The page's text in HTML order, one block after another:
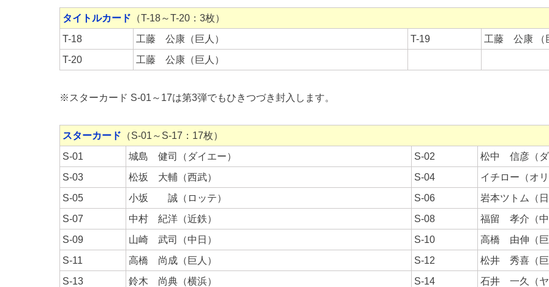
タイトルカード （T-18～T-20：3枚）
T-18
工藤 公康（巨人） T-19
工藤 公康 （
T-20
工藤 公康（巨人）
※スターカード S-01～17は第3弾でもひきつづき封入します。
スターカード （S-01～S-17：17枚）
S-01
城島 健司（ダイエー） S-02
松中 信彦（ダ
S-03
松坂 大輔（西武） S-04
イチロー（オリ
S-05
小坂 誠（ロッテ） S-06
岩本ツトム（日
S-07
中村 紀洋（近鉄） S-08
福留 孝介（中
S-09
山崎 武司（中日） S-10
高橋 由伸（巨
S-11
高橋 尚成（巨人） S-12
松井 秀喜（巨
S-13
鈴木 尚典（横浜） S-14
石井 一久（ヤ